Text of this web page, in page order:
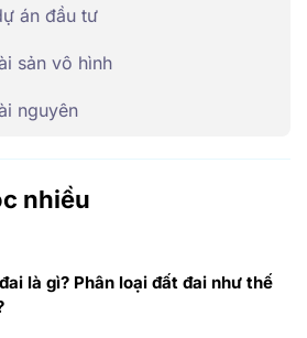
án đầu tư
sản vô hình
nguyên
nhiều
là gì? Phân loại đất đai như thế